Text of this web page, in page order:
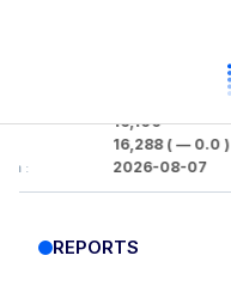
16,100
16,288( — 0.0 )
2026-08-07
REPORTS